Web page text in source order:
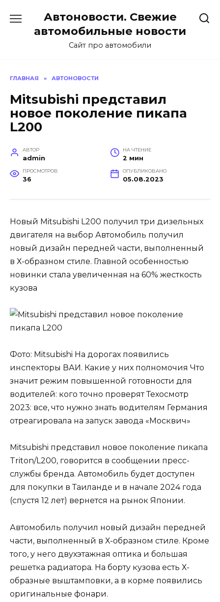
содержанию
Автоновости. Свежие
автомобильные новости
Сайт про автомобили
ГЛАВНАЯ » АВТОНОВОСТИ
Mitsubishi представил
новое поколение пикапа
L200
АВТОР
admin
НА ЧТЕНИЕ
2 мин
ПРОСМОТРОВ
36
ОПУБЛИКОВАНО
05.08.2023
Новый Mitsubishi L200 получил три дизельных
двигателя на выбор Автомобиль получил
новый дизайн передней части, выполненный
в Х-образном стиле. Главной особенностью
новинки стала увеличенная на 60% жесткость
кузова
Фото: Mitsubishi На дорогах появились
инспекторы ВАИ. Какие у них полномочия Что
значит режим повышенной готовности для
водителей: кого точно проверят Техосмотр
2023: все, что нужно знать водителям Германия
отреагировала на запуск завода «Москвич»
Mitsubishi представил новое поколение пикапа
Triton/L200, говорится в сообщении пресс-
службы бренда. Автомобиль будет доступен
для покупки в Таиланде и в начале 2024 года
(спустя 12 лет) вернется на рынок Японии.
Автомобиль получил новый дизайн передней
части, выполненный в Х-образном стиле. Кроме
того, у него двухэтажная оптика и большая
решетка радиатора. На борту кузова есть Х-
образные выштамповки, а в корме появились
оригинальные фонари.